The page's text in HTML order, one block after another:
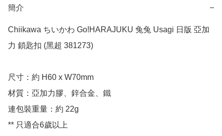
簡介 −
Chiikawa ちいかわ Go!HARAJUKU 兔兔 Usagi 日版 亞加
力 鎖匙扣 (黑超 381273)
尺寸：約 H60 x W70mm
材質：亞加力膠、鋅合金、鐵
連包裝重量：約 22g
** 只適合6歲以上